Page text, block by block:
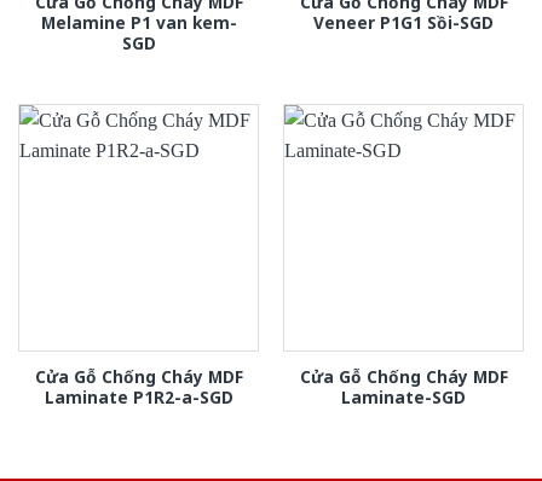
Melamine P1 van kem-
SGD
Veneer P1G1 Sồi-SGD
Cửa Gỗ Chống Cháy MDF
Laminate P1R2-a-SGD
Cửa Gỗ Chống Cháy MDF
Laminate-SGD